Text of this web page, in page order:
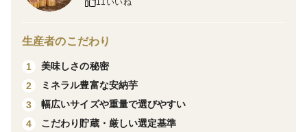
種子島の温暖な気候と特有の土壌で育った安納芋は、絶
タミン、ミネラルなども含まれ、日々の食卓を彩るお芋
として親しまれています。
本商品は、2Sサイズ（約60〜80g）とSサイズ（約80〜
140g）を混合してお届けいたします。どちらのサイズ
生産者のこだわり
1
美味しさの秘密
2
ミネラル豊富な安納芋
3
幅広いサイズや重量で選びやすい
4
こだわり貯蔵・厳しい選定基準